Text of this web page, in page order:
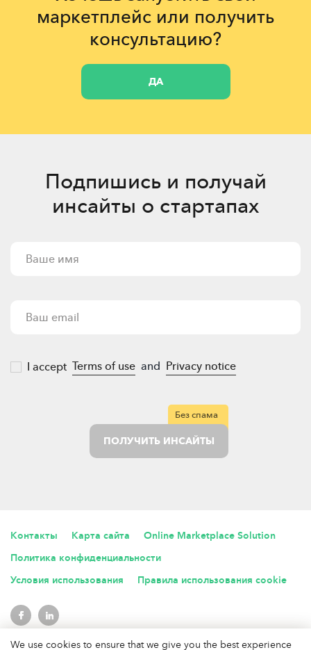
маркетплейс или получить
консультацию?
ДА
Подпишись и получай
инсайты о стартапах
I accept Terms of use and Privacy notice
ПОЛУЧИТЬ ИНСАЙТЫ
Без спама
We use cookies to ensure that we give you the best experience
Контакты Карта сайта
Online Marketplace Solution
Политика конфиденциальности
Условия использования
Правила использования cookie